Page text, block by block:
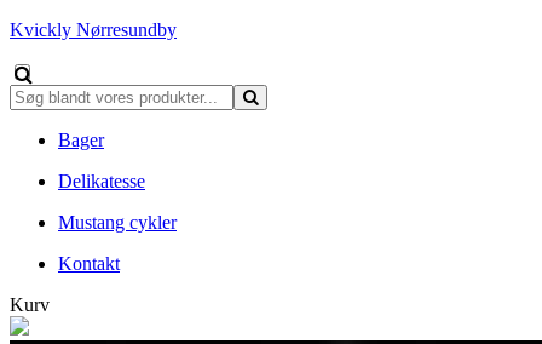
Kvickly Nørresundby
Bager
Delikatesse
Mustang cykler
Kontakt
Kurv